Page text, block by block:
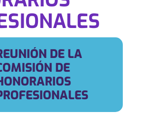
DE LA
DE